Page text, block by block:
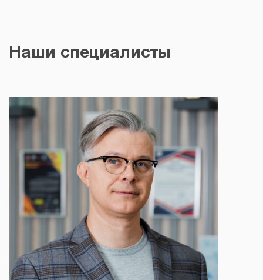
Наши специалисты